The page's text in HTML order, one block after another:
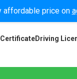
affordable price on
CertificateDriving